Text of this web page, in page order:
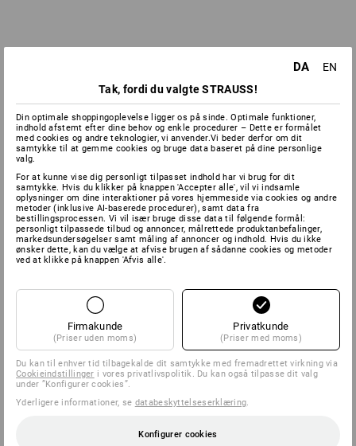
DA
EN
Tak, fordi du valgte STRAUSS!
Din optimale shoppingoplevelse ligger os på sinde. Optimale funktioner,
indhold afstemt efter dine behov og enkle procedurer – Dette er formålet
med cookies og andre teknologier, vi anvender.Vi beder derfor om dit
samtykke til at gemme cookies og bruge data baseret på dine personlige
valg.
For at kunne vise dig personligt tilpasset indhold har vi brug for dit
samtykke. Hvis du klikker på knappen 'Accepter alle', vil vi indsamle
oplysninger om dine interaktioner på vores hjemmeside via cookies og andre
metoder (inklusive AI-baserede procedurer), samt data fra
bestillingsprocessen. Vi vil især bruge disse data til følgende formål:
personligt tilpassede tilbud og annoncer, målrettede produktanbefalinger,
markedsundersøgelser samt måling af annoncer og indhold. Hvis du ikke
ønsker dette, kan du vælge at afvise brugen af sådanne cookies og metoder
ved at klikke på knappen 'Afvis alle'.
Firmakunde
(Priser uden moms)
Privatkunde
(Priser med moms)
Du kan til enhver tid tilbagekalde dit samtykke med fremadrettet virkning via
Cookieindstillinger i vores privatlivspolitik. Du kan også tilpasse dit valg
under ”Konfigurer cookies”.
Yderligere informationer, se databeskyttelseserklæring.
Konfigurer cookies